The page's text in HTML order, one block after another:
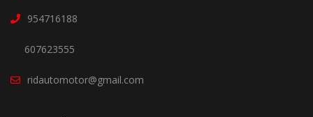
954716188
607623555
ridautomotor@gmail.com